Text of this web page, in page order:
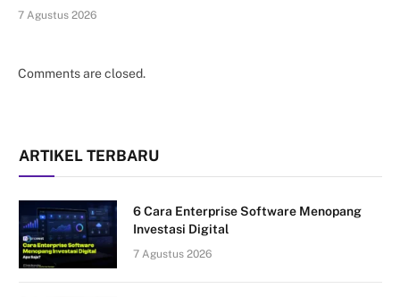
7 Agustus 2026
Comments are closed.
ARTIKEL TERBARU
6 Cara Enterprise Software Menopang
Investasi Digital
7 Agustus 2026